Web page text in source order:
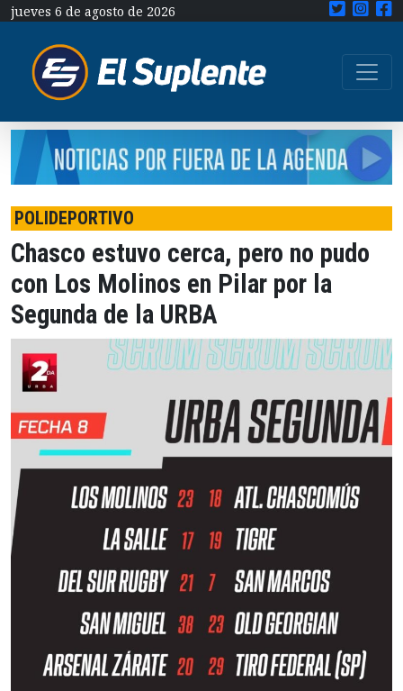
jueves 6 de agosto de 2026
POLIDEPORTIVO
Chasco estuvo cerca, pero no pudo
con Los Molinos en Pilar por la
Segunda de la URBA